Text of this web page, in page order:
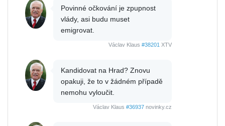
Povinné očkování je zpupnost
vlády, asi budu muset
emigrovat.
Václav Klaus #38201 XTV
Kandidovat na Hrad? Znovu
opakuji, že to v žádném případě
nemohu vyloučit.
Václav Klaus #36937 novinky.cz